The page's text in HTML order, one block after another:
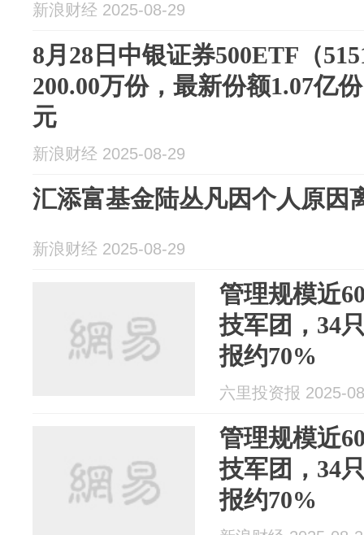
新浪财经 2025-08-29
8月28日中银证券500ETF（
200.00万份，最新份额1.07亿
元
新浪财经 2025-08-29
汇添富基金陆丛凡因个人原因
新浪财经 2025-08-29
管理规模近
技军团，34
报约70%
六里投资报 2025-
管理规模近
技军团，34
报约70%